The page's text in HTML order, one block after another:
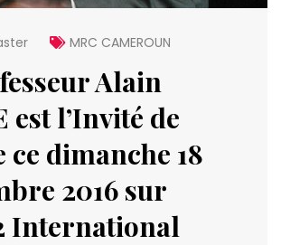
MRC CAMEROUN
Alain
est l’Invité de
ce dimanche 18
2016 sur
International